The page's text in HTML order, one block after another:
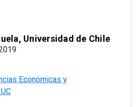
Universidad de Chile
Económicas y